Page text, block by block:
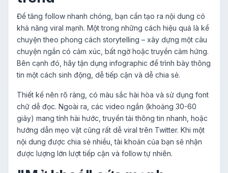
Để tăng follow nhanh chóng, bạn cần tạo ra nội dung có
khả năng viral mạnh. Một trong những cách hiệu quả là kể
chuyện theo phong cách storytelling – xây dựng một câu
chuyện ngắn có cảm xúc, bất ngờ hoặc truyền cảm hứng.
Bên cạnh đó, hãy tận dụng infographic để trình bày thông
tin một cách sinh động, dễ tiếp cận và dễ chia sẻ.
Thiết kế nên rõ ràng, có màu sắc hài hòa và sử dụng font
chữ dễ đọc. Ngoài ra, các video ngắn (khoảng 30-60
giây) mang tính hài hước, truyền tải thông tin nhanh, hoặc
hướng dẫn mẹo vặt cũng rất dễ viral trên Twitter. Khi một
nội dung được chia sẻ nhiều, tài khoản của bạn sẽ nhận
được lượng lớn lượt tiếp cận và follow tự nhiên.